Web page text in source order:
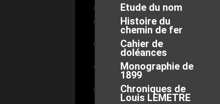
Etude du nom
Histoire du
chemin de fer
Cahier de
doléances
Monographie de
1899
Chroniques de
Louis LEMETRE